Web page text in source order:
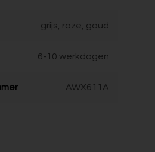
grijs, roze, goud
6-10 werkdagen
AWX611A